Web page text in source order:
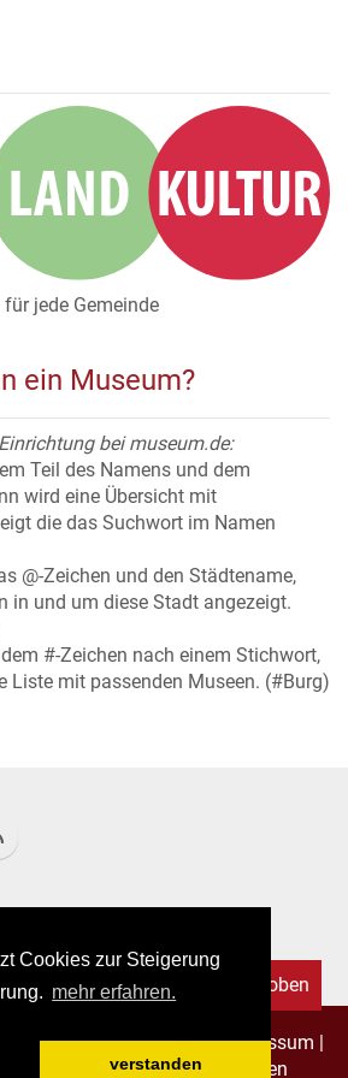
Cookies zur Steigerung
mehr erfahren.
verstanden
jede Gemeinde
ein Museum?
bei museum.de:
Teil des Namens und dem
wird eine Übersicht mit
die das Suchwort im Namen
@-Zeichen und den Städtename,
in und um diese Stadt angezeigt.
#-Zeichen nach einem Stichwort,
Liste mit passenden Museen. (#Burg)
Rechte vorbehalten.–Impressum
Allgemeine Geschäftsbedingungen
Nach oben